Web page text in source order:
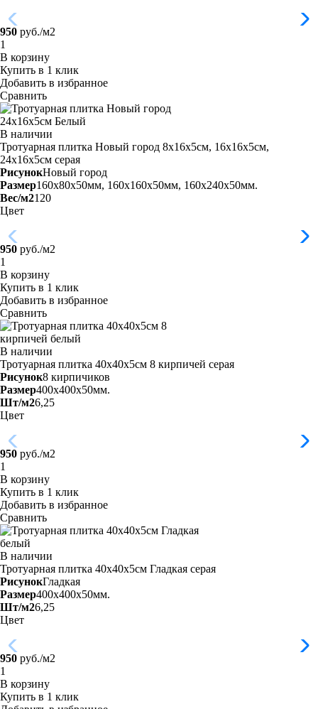
950 руб./м2
В корзину
Купить в 1 клик
Добавить в избранное
Сравнить
В наличии
Тротуарная плитка Новый город 8х16х5см, 16х16х5см,
24х16х5см серая
РисунокНовый город
Размер160x80x50мм, 160x160x50мм, 160x240x50мм.
Вес/м2120
Цвет
950 руб./м2
В корзину
Купить в 1 клик
Добавить в избранное
Сравнить
В наличии
Тротуарная плитка 40х40х5см 8 кирпичей серая
Рисунок8 кирпичиков
Размер400x400x50мм.
Шт/м26,25
Цвет
950 руб./м2
В корзину
Купить в 1 клик
Добавить в избранное
Сравнить
В наличии
Тротуарная плитка 40х40х5см Гладкая серая
РисунокГладкая
Размер400x400x50мм.
Шт/м26,25
Цвет
950 руб./м2
В корзину
Купить в 1 клик